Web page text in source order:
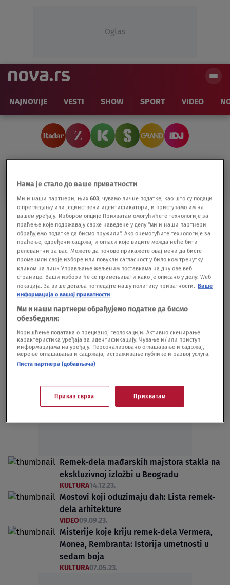
Oglas
NAJNOVIJE VESTI SHOW SPORT VIDEO
REMEK-DELA
Da li je trgovac oružjem stigao do remek-
dela zahvaljujući nacistima: Povučeno pet
slika iz muzeja u Cirihu zbog sumnje da su
ukradene
KULTURA16.06.24.
Kad bi jedno delo predstavljalo najveće
umetnike: Slike Pikasa, Sezana, Da Vinčija,
Karavađa i Baskijata koje vas uvlače u
njihov um
Remek-dela mađarskih majstora stakla na
ekskluzivnoj izložbi u Beogradu
KULTURA14.12.23.
Mostovi koji oduzimaju dah: Lista remek-
dela arhitekture
VIDEO09.09.23.
Misterije koje kriju remek-dela Vermera,
Monea, Rembranta: Istorija umetnosti u
sedam boja
KULTURA07.05.23.
Нама је стало до ваше приватности
Ми и наши партнери, њих603, чувамо личне податке, као што су подаци
о прегледању или јединствени идентификатори, и приступамо им на
вашем уређају. Избором опције Прихватам омогућићете технологије за
праћење које подржавају сврхе наведене у делу "ми и наши партнери
обрађујемо податке да бисмо пружили". Ако онемогућите технологије за
праћење, одређени садржај и огласи које видите можда неће бити
релевантни за вас. Можете да поново прикажете овај мени да бисте
променили своје изборе или повукли сагласност у било ком тренутку
кликом на линк Управљање жељеним поставкама на дну ове веб
странице. Ваши избори ће се примењивати како је описано у делу: Wеб
локација. За више детаља погледајте нашу политику приватности. Више
информација о вашој приватности
Ми и наши партнери обрађујемо податке да бисмо
обезбедили:
Коришћење података о прецизној геолокацији. Активно скенирање
карактеристика уређаја за идентификацију. Чување и/или приступ
информацијама на уређају. Персонализовано оглашавање и садржај,
мерење оглашавања и садржаја, истраживање публике и развој услуга.
Листа партнера (добављача)
Приказ сврха Прихватам